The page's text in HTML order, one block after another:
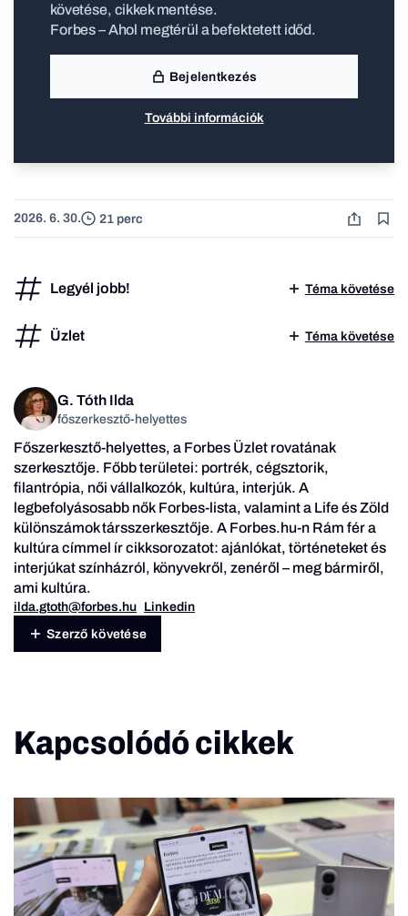
követése, cikkek mentése.
Forbes – Ahol megtérül a befektetett időd.
Bejelentkezés
További információk
2026. 6. 30. 21 perc
Legyél jobb! Téma követése
Üzlet Téma követése
G. Tóth Ilda
főszerkesztő-helyettes
Főszerkesztő-helyettes, a Forbes Üzlet rovatának
szerkesztője. Főbb területei: portrék, cégsztorik,
filantrópia, női vállalkozók, kultúra, interjúk. A
legbefolyásosabb nők Forbes-lista, valamint a Life és Zöld
különszámok társszerkesztője. A Forbes.hu-n Rám fér a
kultúracímmel ír cikksorozatot: ajánlókat, történeteket és
interjúkat színházról, könyvekről, zenéről – meg bármiről,
ami kultúra.
ilda.gtoth@forbes.hu Linkedin
Szerző követése
Kapcsolódó cikkek